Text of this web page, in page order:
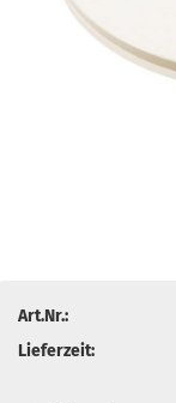
Art.Nr.:
Lieferzeit: